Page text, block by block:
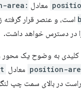
معادل area:
است، و عنصر قرار گرفته
در دسترس خواهد داشت.
کلیدی به وضوح یک محور
position- معادل
در بالای سمت چپ